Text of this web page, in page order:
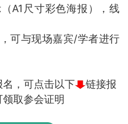
A1尺寸彩色海报），线
可与现场嘉宾/学者进行
，可点击以下
链接报
取参会证明